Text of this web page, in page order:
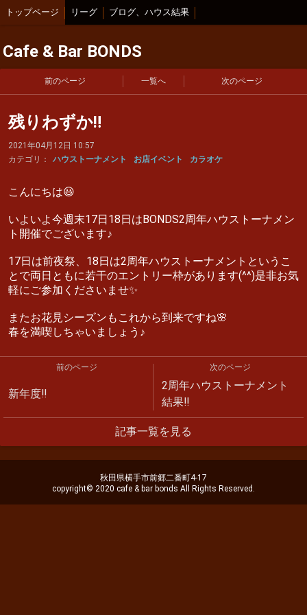
トップページ リーグ ブログ、ハウス結果
Cafe & Bar BONDS
前のページ 一覧へ 次のページ
残りわずか‼︎
2021年04月12日 10:57
カテゴリ：
ハウストーナメント お店イベント カラオケ
こんにちは😃
いよいよ今週末17日18日はBONDS2周年ハウストーナメン
ト開催でございます♪
17日は前夜祭、18日は2周年ハウストーナメントというこ
とで両日ともに若干のエントリー枠があります(^^)是非お気
軽にご参加くださいませ✨
またお花見シーズンもこれから到来ですね🌸
春を満喫しちゃいましょう♪
前のページ
新年度‼︎
次のページ
2周年ハウストーナメント
結果‼︎
記事一覧を見る
秋田県横手市前郷二番町4-17
copyright© 2020 cafe & bar bonds All Rights Reserved.